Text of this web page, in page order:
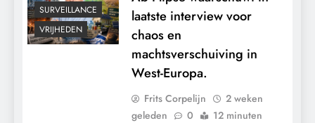
SURVEILLANCE
VRIJHEDEN
laatste interview voor
chaos en
machtsverschuiving in
West-Europa.
Frits Corpelijn
2 weken
geleden
0 12 minuten